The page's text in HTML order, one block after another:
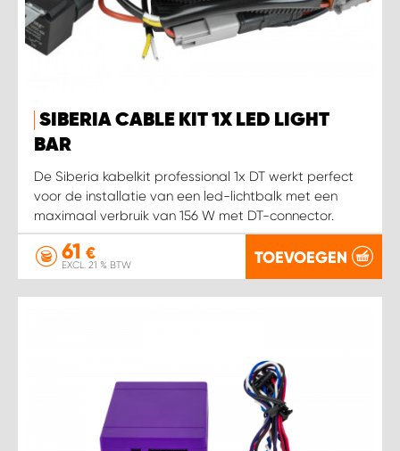
SIBERIA CABLE KIT 1X LED LIGHT
BAR
De Siberia kabelkit professional 1x DT werkt perfect
voor de installatie van een led-lichtbalk met een
maximaal verbruik van 156 W met DT-connector.
61 €
EXCL. 21 % BTW TOEVOEGEN